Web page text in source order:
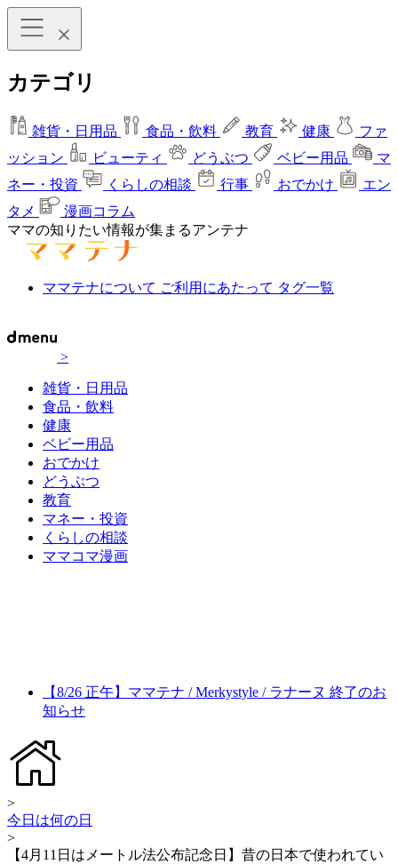
カテゴリ
雑貨・日用品 食品・飲料 教育 健康
ファ
ッション
ビューティ どうぶつ ベビー用品
マ
ネー・投資
くらしの相談 行事 おでかけ
エン
タメ
漫画コラム
ママの知りたい情報が集まるアンテナ
ママテナについて ご利用にあたって タグ一覧
>
雑貨・日用品
食品・飲料
健康
ベビー用品
おでかけ
どうぶつ
教育
マネー・投資
くらしの相談
ママコマ漫画
【8/26 正午】ママテナ / Merkystyle / ラナーヌ 終了のお
知らせ
>
今日は何の日
>
【4月11日はメートル法公布記念日】昔の日本で使われてい